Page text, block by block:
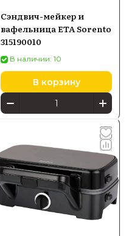
Сэндвич-мейкер и
вафельница ETA Sorento
315190010
В наличии: 10
В корзину